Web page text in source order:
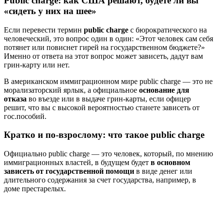
«сидеть у них на шее»
Если перевести термин public charge с бюрократического на
человеческий, это вопрос один в один: «Этот человек сам себя
потянет или повиснет гирей на государственном бюджете?»
Именно от ответа на этот вопрос может зависеть, дадут вам
грин-карту или нет.
В американском иммиграционном мире public charge — это не
морализаторский ярлык, а официальное основание для
отказа во въезде или в выдаче грин-карты, если офицер
решит, что вы с высокой вероятностью станете зависеть от
гос.пособий.
Кратко и по-взрослому: что такое public charge
Официально public charge — это человек, который, по мнению
иммиграционных властей, в будущем будет в основном
зависеть от государственной помощи в виде денег или
длительного содержания за счет государства, например, в
доме престарелых.